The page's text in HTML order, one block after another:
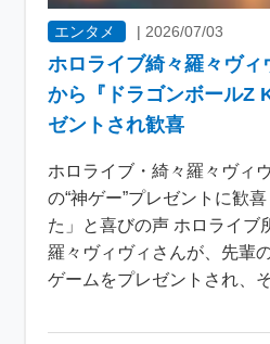
エンタメ | 2026/07/03
ホロライブ綺々羅々ヴィ
から『ドラゴンボールZ
ゼントされ歓喜
ホロライブ・綺々羅々ヴィ
の“神ゲー”プレゼントに歓
た」と喜びの声 ホロライブ
羅々ヴィヴィさんが、先輩
ゲームをプレゼントされ、